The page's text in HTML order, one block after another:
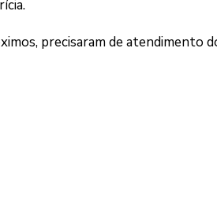
precisaram de atendimento